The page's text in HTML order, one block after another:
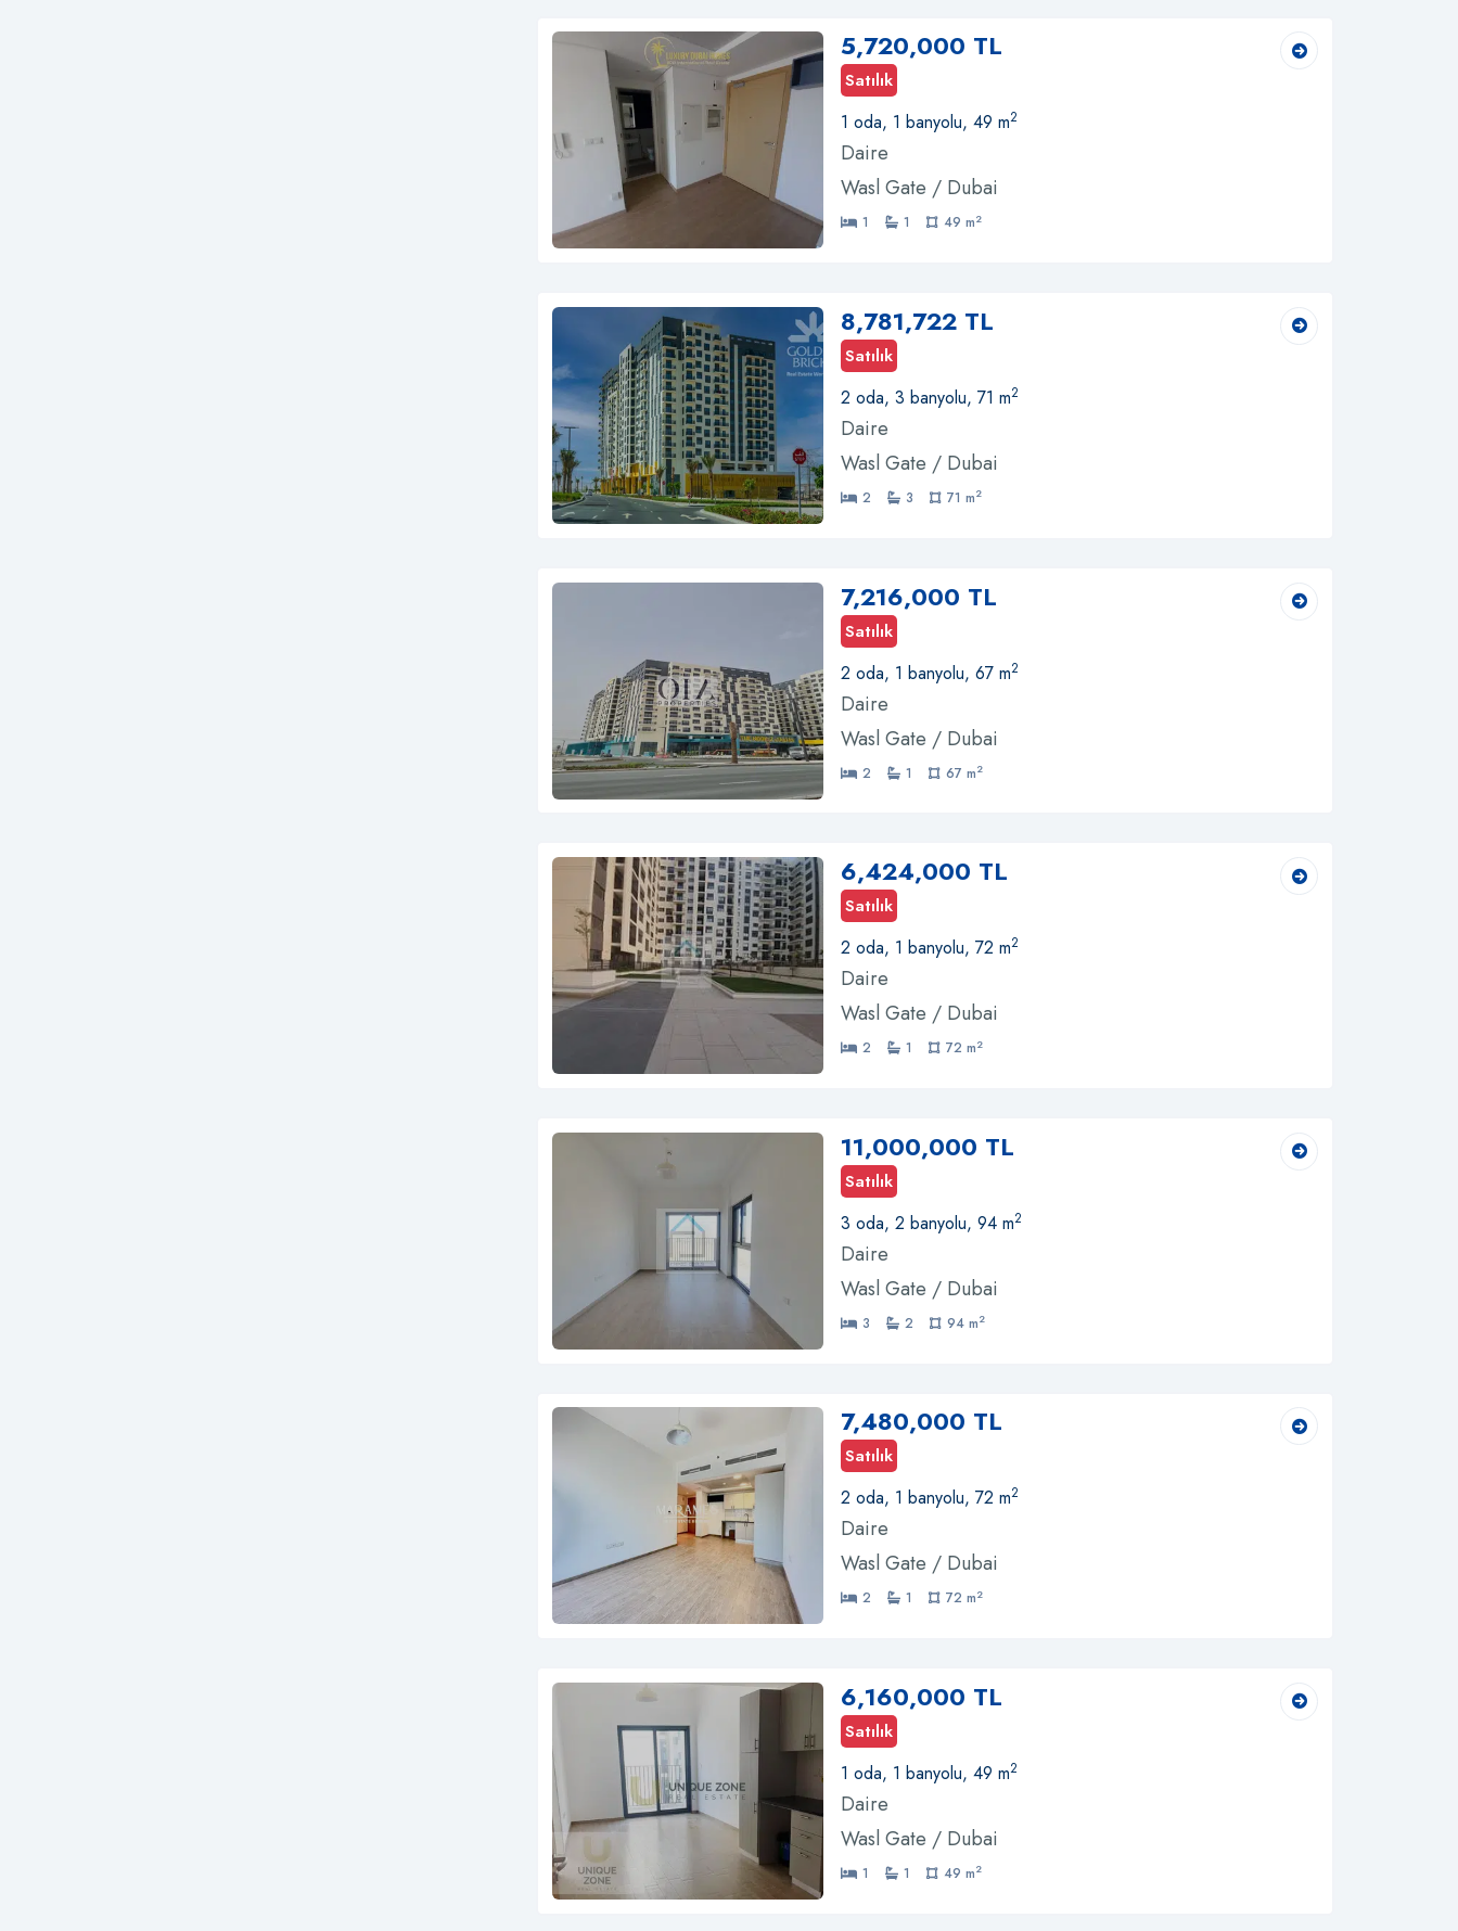
5,720,000 TL
Satılık
1 oda, 1 banyolu, 49 m2
Daire
Wasl Gate / Dubai
1 1 49 m2
8,781,722 TL
Satılık
2 oda, 3 banyolu, 71 m2
Daire
Wasl Gate / Dubai
2 3 71 m2
7,216,000 TL
Satılık
2 oda, 1 banyolu, 67 m2
Daire
Wasl Gate / Dubai
2 1 67 m2
6,424,000 TL
Satılık
2 oda, 1 banyolu, 72 m2
Daire
Wasl Gate / Dubai
2 1 72 m2
11,000,000 TL
Satılık
3 oda, 2 banyolu, 94 m2
Daire
Wasl Gate / Dubai
3 2 94 m2
7,480,000 TL
Satılık
2 oda, 1 banyolu, 72 m2
Daire
Wasl Gate / Dubai
2 1 72 m2
6,160,000 TL
Satılık
1 oda, 1 banyolu, 49 m2
Daire
Wasl Gate / Dubai
1 1 49 m2